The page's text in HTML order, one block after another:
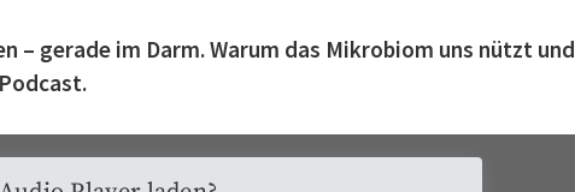
– gerade im Darm. Warum das Mikrobiom uns nützt und